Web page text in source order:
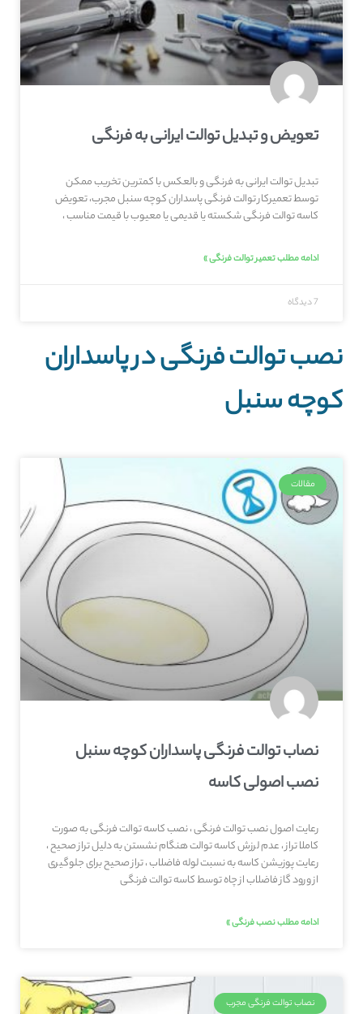
تعویض و تبدیل توالت ایرانی به فرنگی
تبدیل توالت ایرانی به فرنگی و بالعکس با کمترین تخریب ممکن
توسط تعمیرکار توالت فرنگی پاسداران کوچه سنبل مجرب، تعویض
کاسه توالت فرنگی شکسته یا قدیمی یا معیوب با قیمت مناسب ،
ادامه مطلب تعمیر توالت فرنگی »
7 دیدگاه
نصب توالت فرنگی در پاسداران
کوچه سنبل
مقالات
نصاب توالت فرنگی پاسداران کوچه سنبل
نصب اصولی کاسه
رعایت اصول نصب توالت فرنگی ، نصب کاسه توالت فرنگی به صورت
کاملا تراز ، عدم لرزش کاسه توالت هنگام نشستن به دلیل تراز صحیح ،
رعایت پوزیشن کاسه به نسبت لوله فاضلاب ، تراز صحیح برای جلوگیری
از ورود گاز فاضلاب از چاه توسط کاسه توالت فرنگی
ادامه مطلب نصب فرنگی »
نصاب توالت فرنگی مجرب